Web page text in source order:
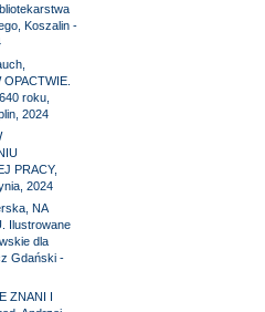
Koszalin -
roku,
2024
PRACY,
2024
NA
Ilustrowane
dla
Gdański -
ZNANI I